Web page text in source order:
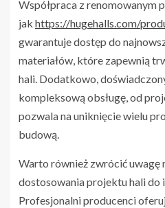
Współpraca z renomowanym
jak https://hugehalls.com/
gwarantuje dostęp do
materiałów, które zapewnią
hali. Dodatkowo,
kompleksową obsługę, od
pozwala na uniknięcie wielu
budową.
Warto również zwrócić uwagę
dostosowania projektu hali do
Profesjonalni producenci